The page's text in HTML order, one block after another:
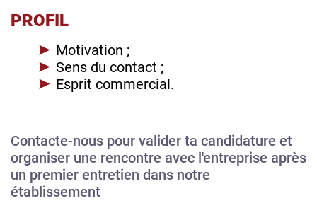
PROFIL
Motivation ;
Sens du contact ;
Esprit commercial.
Contacte-nous pour valider ta candidature et
organiser une rencontre avec l'entreprise après
un premier entretien dans notre
établissement